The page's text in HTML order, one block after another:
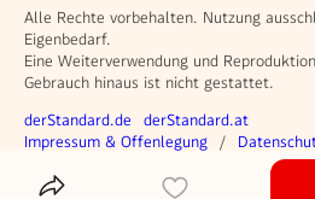
Alle Rechte vorbehalten. Nutzung
Eigenbedarf.
Eine Weiterverwendung und
Gebrauch hinaus ist nicht gestattet.
Weitere Angebote
derStandard.de derStandard.at
Rechtliches
Impressum & Offenlegung